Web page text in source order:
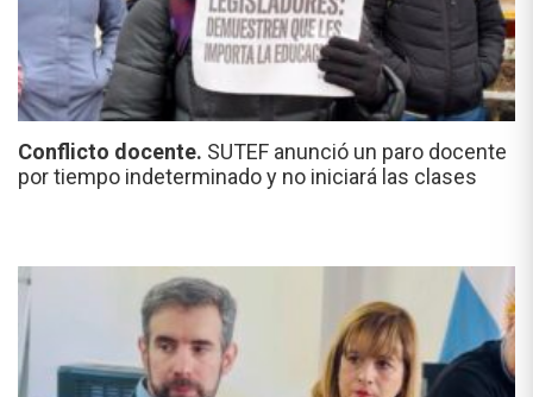
Conflicto docente. SUTEF anunció un paro docente
por tiempo indeterminado y no iniciará las clases